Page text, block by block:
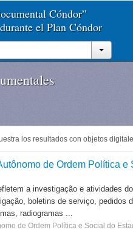
Cóndor”
el Plan Cóndor
los resultados con objetos
de Ordem Política
a investigação e atividades
boletins de serviço, pedidos
radiogramas ...
de Ordem Política e Social do